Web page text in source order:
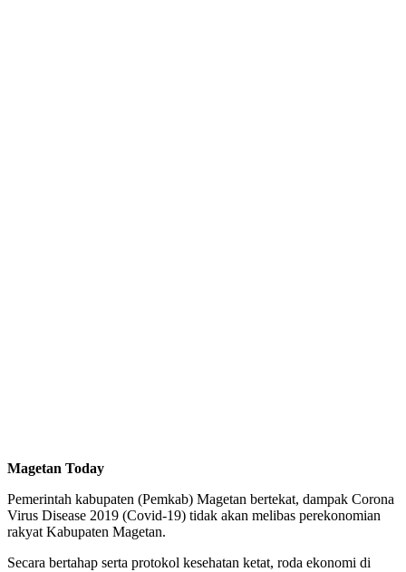
Magetan Today
Pemerintah kabupaten (Pemkab) Magetan bertekat, dampak Corona
Virus Disease 2019 (Covid-19) tidak akan melibas perekonomian
rakyat Kabupaten Magetan.
Secara bertahap serta protokol kesehatan ketat, roda ekonomi di